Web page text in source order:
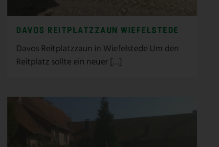
DAVOS REITPLATZZAUN WIEFELSTEDE
Davos Reitplatzzaun in Wiefelstede Um den
Reitplatz sollte ein neuer […]